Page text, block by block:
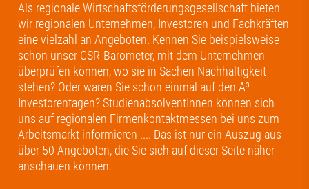
Als regionale Wirtschaftsförderungsgesellschaft bieten
wir regionalen Unternehmen, Investoren und Fachkräften
eine vielzahl an Angeboten. Kennen Sie beispielsweise
schon unser CSR-Barometer, mit dem Unternehmen
überprüfen können, wo sie in Sachen Nachhaltigkeit
stehen? Oder waren Sie schon einmal auf den A³
Investorentagen? StudienabsolventInnen können sich
uns auf regionalen Firmenkontaktmessen bei uns zum
Arbeitsmarkt informieren .... Das ist nur ein Auszug aus
über 50 Angeboten, die Sie sich auf dieser Seite näher
anschauen können.